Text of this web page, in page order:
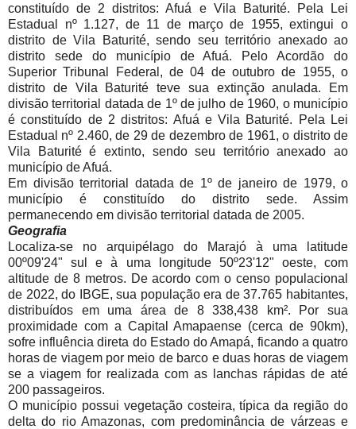
constituído de 2 distritos: Afuá e Vila Baturité. Pela Lei
Estadual nº 1.127, de 11 de março de 1955, extingui o
distrito de Vila Baturité, sendo seu território anexado ao
distrito sede do município de Afuá. Pelo Acordão do
Superior Tribunal Federal, de 04 de outubro de 1955, o
distrito de Vila Baturité teve sua extinção anulada. Em
divisão territorial datada de 1º de julho de 1960, o município
é constituído de 2 distritos: Afuá e Vila Baturité. Pela Lei
Estadual nº 2.460, de 29 de dezembro de 1961, o distrito de
Vila Baturité é extinto, sendo seu território anexado ao
município de Afuá.
Em divisão territorial datada de 1º de janeiro de 1979, o
município é constituído do distrito sede. Assim
permanecendo em divisão territorial datada de 2005.
Geografia
Localiza-se no arquipélago do Marajó à uma latitude
00º09'24" sul e à uma longitude 50º23'12" oeste, com
altitude de 8 metros. De acordo com o censo populacional
de 2022, do IBGE, sua população era de 37.765 habitantes,
distribuídos em uma área de 8 338,438 km². Por sua
proximidade com a Capital Amapaense (cerca de 90km),
sofre influência direta do Estado do Amapá, ficando a quatro
horas de viagem por meio de barco e duas horas de viagem
se a viagem for realizada com as lanchas rápidas de até
200 passageiros.
O município possui vegetação costeira, típica da região do
delta do rio Amazonas, com predominância de várzeas e